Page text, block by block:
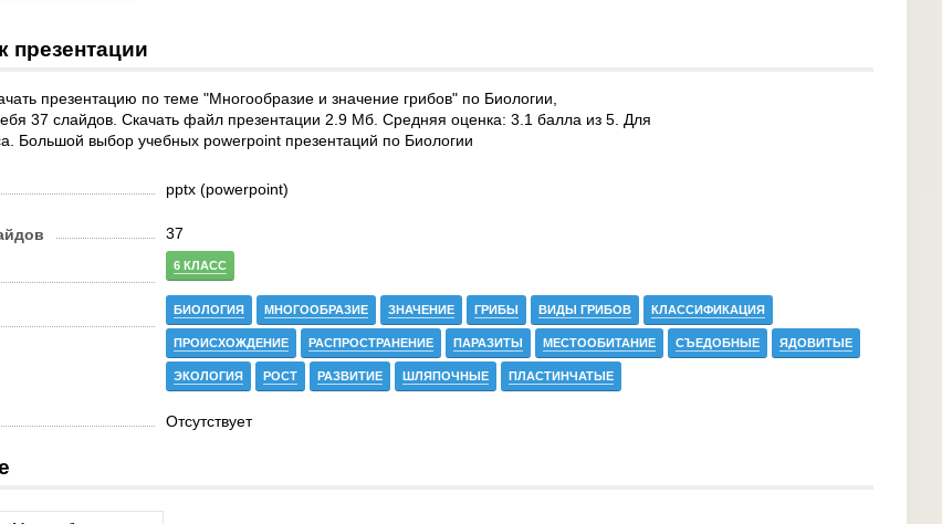
презентации
презентацию по теме "Многообразие и значение грибов" по Биологии,
37 слайдов. Скачать файл презентации 2.9 Мб. Средняя оценка: 3.1 балла из 5. Для
Большой выбор учебных powerpoint презентаций по Биологии
pptx (powerpoint)
37
6 КЛАСС
БИОЛОГИЯ МНОГООБРАЗИЕ ЗНАЧЕНИЕ ГРИБЫ ВИДЫ ГРИБОВ КЛАССИФИКАЦИЯ
ПРОИСХОЖДЕНИЕ РАСПРОСТРАНЕНИЕ ПАРАЗИТЫ МЕСТООБИТАНИЕ СЪЕДОБНЫЕ ЯДОВИТЫЕ
ЭКОЛОГИЯ РОСТ РАЗВИТИЕ ШЛЯПОЧНЫЕ ПЛАСТИНЧАТЫЕ
Отсутствует